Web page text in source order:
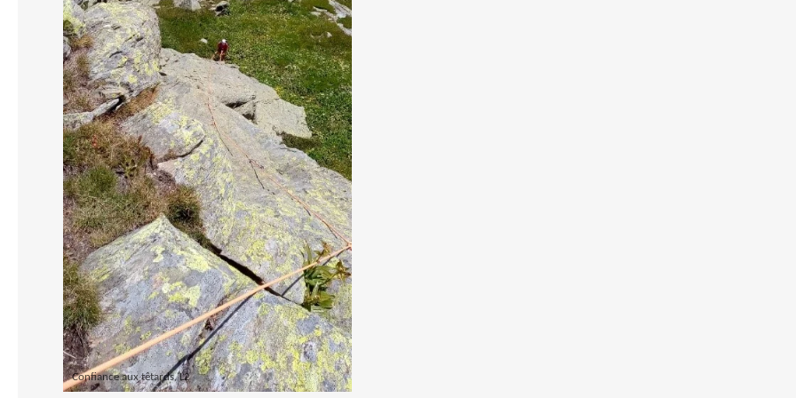
Confiance aux têtards,L2